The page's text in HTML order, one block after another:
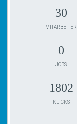
30
MITARBEITER
0
JOBS
1802
KLICKS